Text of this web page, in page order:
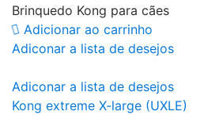
Brinquedo Kong para cães
Adicionar ao carrinho
Adiconar a lista de desejos
Adiconar a lista de desejos
Kong extreme X-large (UXLE)